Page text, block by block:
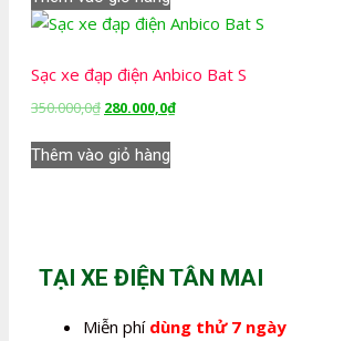
350.000,0₫.
280.000,0₫.
Sạc xe đạp điện Anbico Bat S
350.000,0₫ Giá
là:
350.000,0₫.
280.000,0₫Giá
Thêm vào giỏ hàng
TẠI XE ĐIỆN TÂN MAI
Miễn phí dùng thử 7 ngày